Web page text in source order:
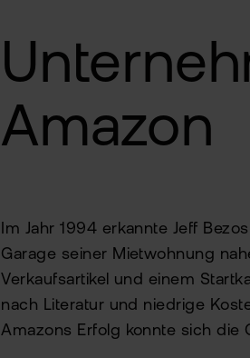
Amazon
Im Jahr 1994 erkannte Jeff
Garage seiner Mietwohnung
Verkaufsartikel und einem
nach Literatur und niedrige
Amazons Erfolg konnte sich die